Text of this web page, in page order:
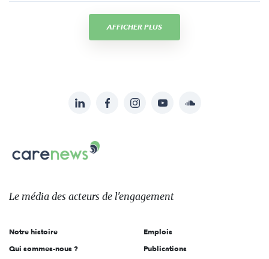
AFFICHER PLUS
sur:
LinkedInFacebookInstagramYouTubeSoundcloud
Le
des
l'engagement
Le média des acteurs de l'engagement
Notre histoire
Qui sommes-nous ?
Emplois
Publications